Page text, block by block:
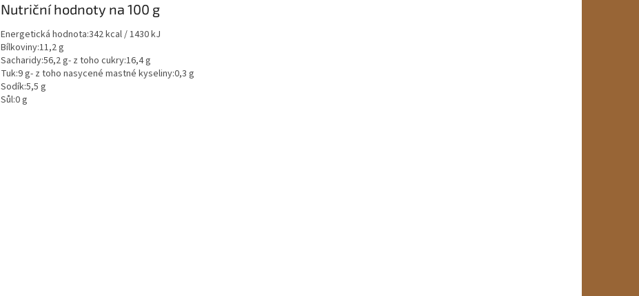
Nutriční hodnoty na 100 g
Energetická hodnota:342 kcal / 1430 kJ
Bílkoviny:11,2 g
Sacharidy:56,2 g- z toho cukry:16,4 g
Tuk:9 g- z toho nasycené mastné kyseliny:0,3 g
Sodík:5,5 g
Sůl:0 g